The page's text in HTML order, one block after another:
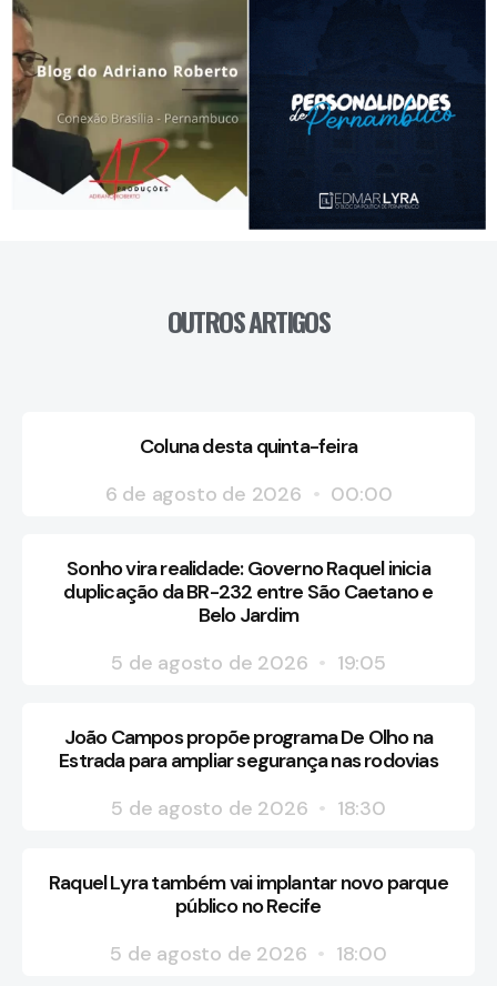
OUTROS ARTIGOS
Coluna desta quinta-feira
6 de agosto de 2026
00:00
Sonho vira realidade: Governo Raquel inicia
duplicação da BR-232 entre São Caetano e
Belo Jardim
5 de agosto de 2026
19:05
João Campos propõe programa De Olho na
Estrada para ampliar segurança nas rodovias
5 de agosto de 2026
18:30
Raquel Lyra também vai implantar novo parque
público no Recife
5 de agosto de 2026
18:00